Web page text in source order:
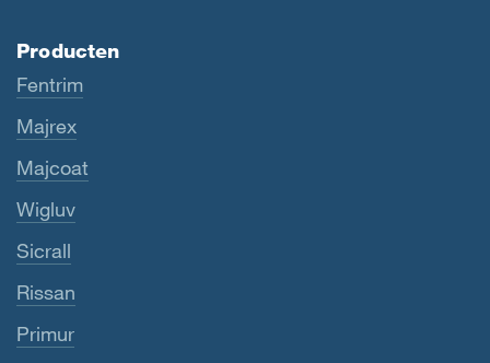
Producten
Fentrim
Majrex
Majcoat
Wigluv
Sicrall
Rissan
Primur